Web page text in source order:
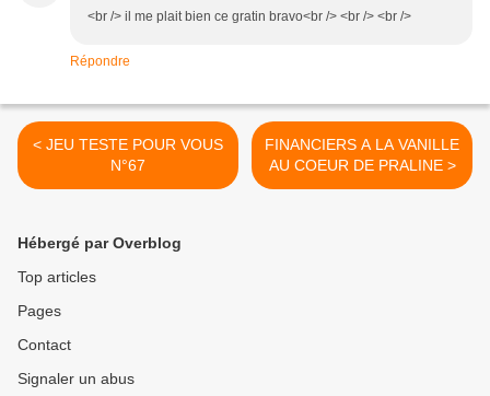
<br /> il me plait bien ce gratin bravo<br /> <br /> <br />
Répondre
< JEU TESTE POUR VOUS
N°67
FINANCIERS A LA VANILLE
AU COEUR DE PRALINE >
Hébergé par Overblog
Top articles
Pages
Contact
Signaler un abus